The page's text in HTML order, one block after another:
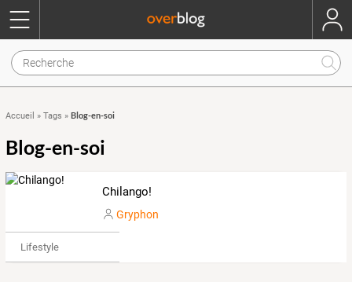
Accueil » Tags » Blog-en-soi
Blog-en-soi
Chilango!
Gryphon
Lifestyle